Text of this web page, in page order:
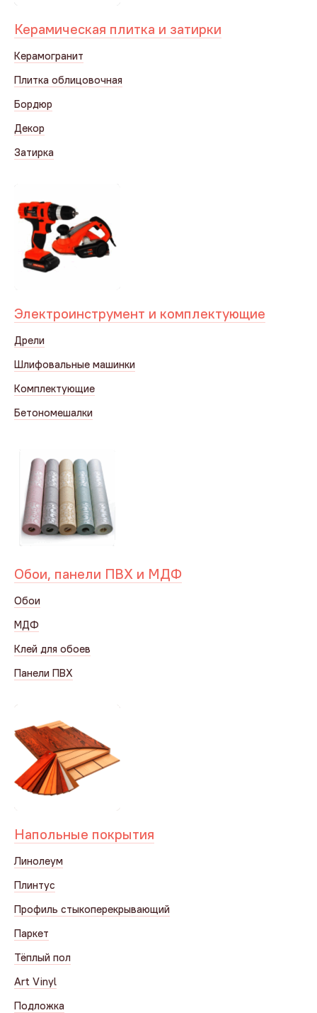
Керамическая плитка и затирки
Керамогранит
Плитка облицовочная
Бордюр
Декор
Затирка
Электроинструмент и комплектующие
Дрели
Шлифовальные машинки
Комплектующие
Бетономешалки
Обои, панели ПВХ и МДФ
Обои
МДФ
Клей для обоев
Панели ПВХ
Напольные покрытия
Линолеум
Плинтус
Профиль стыкоперекрывающий
Паркет
Тёплый пол
Art Vinyl
Подложка